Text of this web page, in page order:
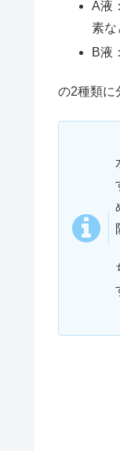
A液
素な
B液
の2種類に